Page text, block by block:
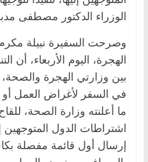
الوزراء الدكتور مصطفى
وصرحت السفيرة نبيلة
الهجرة، اليوم الأربعاء، أن
بين وزارتي الهجرة
في السفر لأغراض العمل أو
ما أعلنته وزارة الصحة،
اشتراطات الدول المتوجهين
إرسال أول قائمة مفصلة